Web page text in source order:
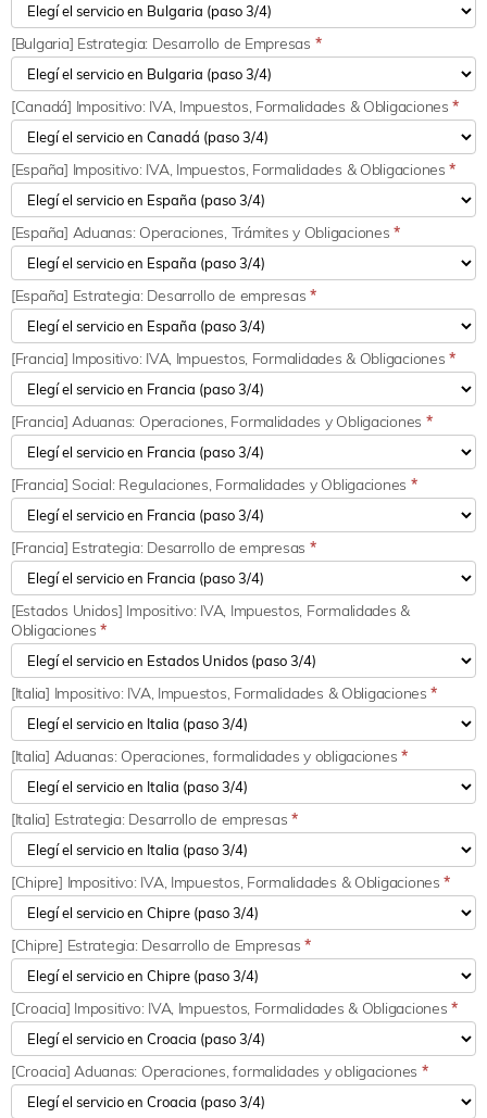
[Bulgaria] Estrategia: Desarrollo de Empresas *
[Canadá] Impositivo: IVA, Impuestos, Formalidades & Obligaciones*
[España] Impositivo: IVA, Impuestos, Formalidades & Obligaciones*
[España] Aduanas: Operaciones, Trámites y Obligaciones*
[España] Estrategia: Desarrollo de empresas*
[Francia] Impositivo: IVA, Impuestos, Formalidades & Obligaciones*
[Francia] Aduanas: Operaciones, Formalidades y Obligaciones *
[Francia] Social: Regulaciones, Formalidades y Obligaciones *
[Francia] Estrategia: Desarrollo de empresas *
[Estados Unidos] Impositivo: IVA, Impuestos, Formalidades &
Obligaciones*
[Italia] Impositivo: IVA, Impuestos, Formalidades & Obligaciones*
[Italia] Aduanas: Operaciones, formalidades y obligaciones*
[Italia] Estrategia: Desarrollo de empresas*
[Chipre] Impositivo: IVA, Impuestos, Formalidades & Obligaciones*
[Chipre] Estrategia: Desarrollo de Empresas*
[Croacia] Impositivo: IVA, Impuestos, Formalidades & Obligaciones*
[Croacia] Aduanas: Operaciones, formalidades y obligaciones *